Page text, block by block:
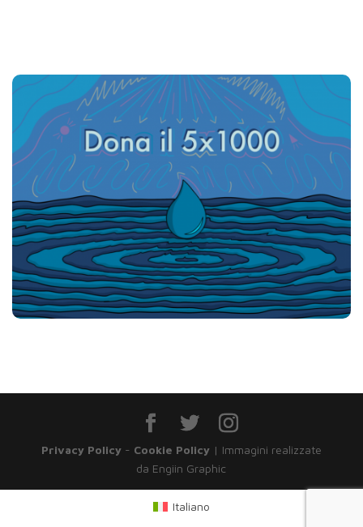
Privacy Policy- Cookie Policy| Immagini realizzate
da Engiin Graphic
Italiano